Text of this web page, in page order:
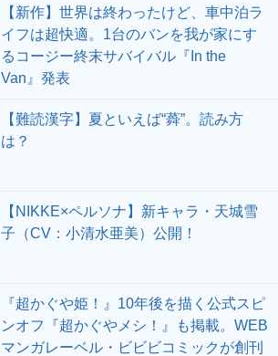
【新作】世界は終わったけど、車中泊ラ
イフは超快適。1台のバンを我が家にす
るコージー終末サバイバル『In the
Van』発表
【難読漢字】夏といえば“蕣”。読み方
は？
【NIKKE×ペルソナ】新キャラ・天城雪
子（CV：小清水亜美）公開！
『超かぐや姫！』10年後を描く公式スピ
ンオフ『超かぐやメシ！』も掲載。WEB
マンガレーベル・ビビビコミックが創刊